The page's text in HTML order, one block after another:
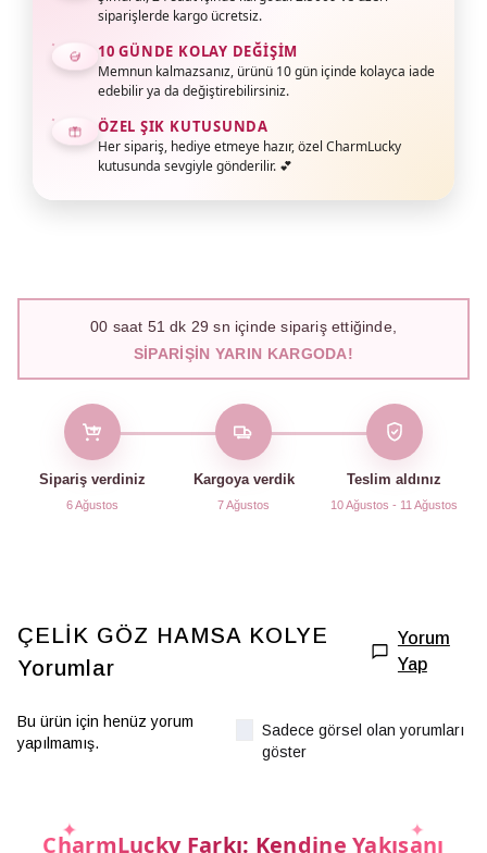
siparişlerde kargo ücretsiz.
10 GÜNDE KOLAY DEĞIŞIM
Memnun kalmazsanız, ürünü 10 gün içinde kolayca iade
edebilir ya da değiştirebilirsiniz.
ÖZEL ŞIK KUTUSUNDA
Her sipariş, hediye etmeye hazır, özel CharmLucky
kutusunda sevgiyle gönderilir. 💕
00 saat 51 dk 28 sn içinde sipariş ettiğinde,
SIPARIŞIN YARIN KARGODA!
Sipariş verdiniz
6 Ağustos
Kargoya verdik
7 Ağustos
Teslim aldınız
10 Ağustos - 11 Ağustos
ÇELİK GÖZ HAMSA KOLYE
Yorumlar
Yorum
Yap
Bu ürün için henüz yorum
yapılmamış.
Sadece görsel olan yorumları
göster
CharmLucky Farkı: Kendine Yakışanı